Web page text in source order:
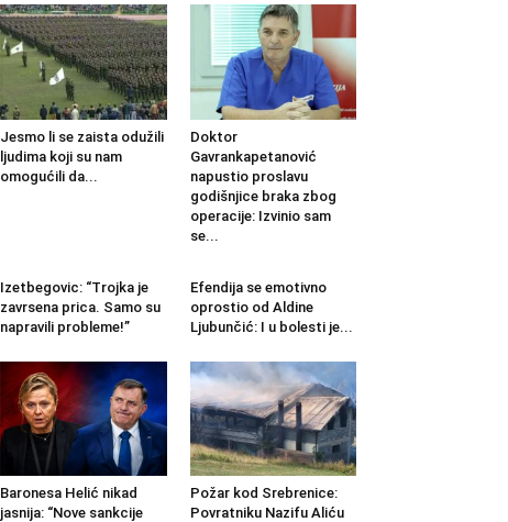
Jesmo li se zaista odužili
ljudima koji su nam
omogućili da...
Doktor
Gavrankapetanović
napustio proslavu
godišnjice braka zbog
operacije: Izvinio sam
se...
Izetbegovic: “Trojka je
zavrsena prica. Samo su
napravili probleme!”
Efendija se emotivno
oprostio od Aldine
Ljubunčić: I u bolesti je...
Baronesa Helić nikad
jasnija: “Nove sankcije
Požar kod Srebrenice:
Povratniku Nazifu Aliću